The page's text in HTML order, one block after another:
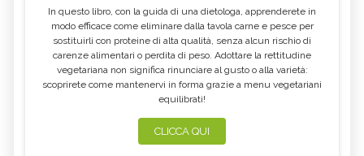
In questo libro, con la guida di una dietologa, apprenderete in
modo efficace come eliminare dalla tavola carne e pesce per
sostituirli con proteine di alta qualità, senza alcun rischio di
carenze alimentari o perdita di peso. Adottare la rettitudine
vegetariana non significa rinunciare al gusto o alla varietà:
scoprirete come mantenervi in forma grazie a menu vegetariani
equilibrati!
CLICCA QUI